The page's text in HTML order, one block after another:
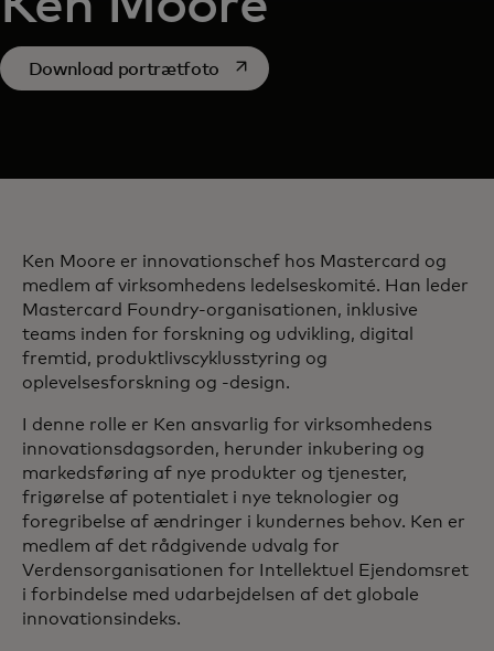
Download portrætfoto opens in a new tab
Ken Moore er innovationschef hos Mastercard og
medlem af virksomhedens ledelseskomité. Han leder
Mastercard Foundry-organisationen, inklusive
teams inden for forskning og udvikling, digital
fremtid, produktlivscyklusstyring og
oplevelsesforskning og -design.
I denne rolle er Ken ansvarlig for virksomhedens
innovationsdagsorden, herunder inkubering og
markedsføring af nye produkter og tjenester,
frigørelse af potentialet i nye teknologier og
foregribelse af ændringer i kundernes behov. Ken er
medlem af det rådgivende udvalg for
Verdensorganisationen for Intellektuel Ejendomsret
i forbindelse med udarbejdelsen af det globale
innovationsindeks.